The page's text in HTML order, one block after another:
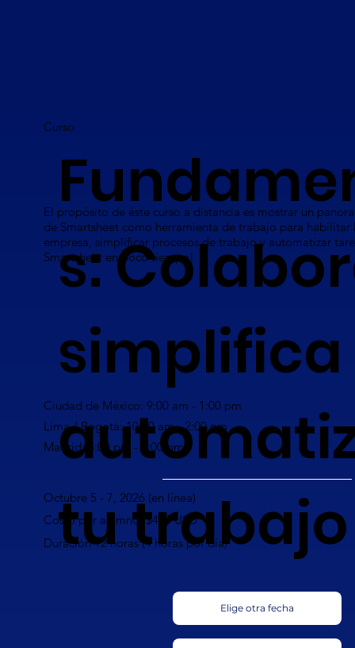
s:
simplifica
tu trabajo
Octubre 5 - 7, 2026 (en línea)
Elige otra fecha
Curso
Duración 12 horas (4 horas por día)
El propósito de éste curso a distancia es mostrar un
de Smartsheet como herramienta de trabajo para
empresa, simplificar procesos de trabajo y automatizar
Smartsheet en poco tiempo!
Costo por alumno: $420 USD
Ciudad de México: 9:00 am - 1:00 pm
Lima / Bogotá: 10:00 am - 2:00 pm
Madrid: 5:00 pm - 9:00 pm